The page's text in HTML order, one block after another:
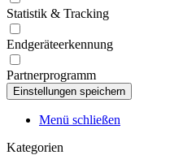
Statistik & Tracking
Endgeräteerkennung
Partnerprogramm
Menü schließen
Kategorien